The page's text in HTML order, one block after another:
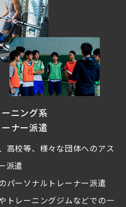
ーニング系
ーナー派遣
高校等、様々な団体へのアス
派遣
パーソナルトレーナー派遣
トレーニングジムなどでの一